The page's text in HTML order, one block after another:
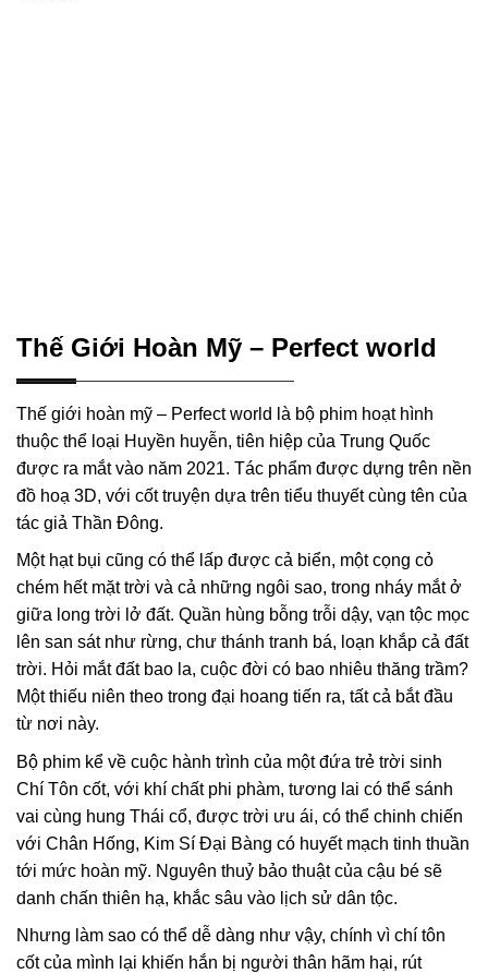
Thế Giới Hoàn Mỹ – Perfect world
Thế giới hoàn mỹ – Perfect world là bộ phim hoạt hình
thuộc thể loại Huyền huyễn, tiên hiệp của Trung Quốc
được ra mắt vào năm 2021. Tác phẩm được dựng trên nền
đồ hoạ 3D, với cốt truyện dựa trên tiểu thuyết cùng tên của
tác giả Thần Đông.
Một hạt bụi cũng có thể lấp được cả biển, một cọng cỏ
chém hết mặt trời và cả những ngôi sao, trong nháy mắt ở
giữa long trời lở đất. Quần hùng bỗng trỗi dậy, vạn tộc mọc
lên san sát như rừng, chư thánh tranh bá, loạn khắp cả đất
trời. Hỏi mắt đất bao la, cuộc đời có bao nhiêu thăng trầm?
Một thiếu niên theo trong đại hoang tiến ra, tất cả bắt đầu
từ nơi này.
Bộ phim kể về cuộc hành trình của một đứa trẻ trời sinh
Chí Tôn cốt, với khí chất phi phàm, tương lai có thể sánh
vai cùng hung Thái cổ, được trời ưu ái, có thể chinh chiến
với Chân Hống, Kim Sí Đại Bàng có huyết mạch tinh thuần
tới mức hoàn mỹ. Nguyên thuỷ bảo thuật của cậu bé sẽ
danh chấn thiên hạ, khắc sâu vào lịch sử dân tộc.
Nhưng làm sao có thể dễ dàng như vậy, chính vì chí tôn
cốt của mình lại khiến hắn bị người thân hãm hại, rút